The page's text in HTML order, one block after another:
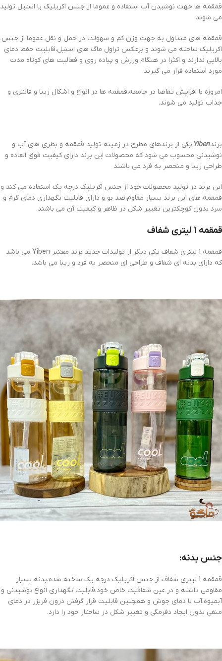
قمقمه ها جهت نوشیدن آب استفاده و عموما از جنس اکریلیک یا استیل تولید
می شوند.
قمقمه های متداول به جهت وزن کم و سهولت در حمل و نقل عموما از جنس
اکریلیک ساخته می شوند و برعکس تراول ماگ های استیل،قابلیت حفظ دمای
بالایی ندارند و اکثرا در هنگام ورزش و پیاده روی و فعالیت های کوتاه مدت
مورد استفاده قرار می گیرند.
امروزه با افزایش تقاضا در جامعه،قمقمه ها در انواع و اشکال زیبا و فانتزی و
جذاب تولید می شوند.
برندYiben یکی از برندهای مطرح در زمینه تولید قمقمه و بطری های آب و
نوشیدنی محسوب می شود که محصولات این برند دارای کیفیت فوق العاده و
طراحی زیبا و منحصر به فرد می باشند
این برند در تولید محصولات خود از جنس اکریلیک درجه یک استفاده می کند و
قمقمه های این برند بسیار مقاوم،ضد بو و دارای قابلیت نگهداری دمای گرم و
سرد بدون کوچکترین تغییر شکل در ظاهر و کیفیت آن می باشند.
قمقمه 1 لیتری شفاف
قمقمه 1 لیتری شفاف یکی دیگر از تولیدات جدید برند معتبر Yiben می باشد
که دارای بدنه ای شفاف و طراحی ای منحصر به فرد و زیبا می باشد.
جنس بدنه:
قمقمه 1 لیتری شفاف از جنس اکریلیک درجه یک ساخته شده،بدنه بسیار
مقاومی داشته و در عین شفافیت خاص خود،قابلیت نگهداری انواع نوشیدنی و
آبمیوه،آب با دمای جوش و همچنین قابلیت قرار گرفتن درون فریزر در دمای
منفی بدون ایجاد دفرمگی و تغییر شکل در ساختار خود را دارد.